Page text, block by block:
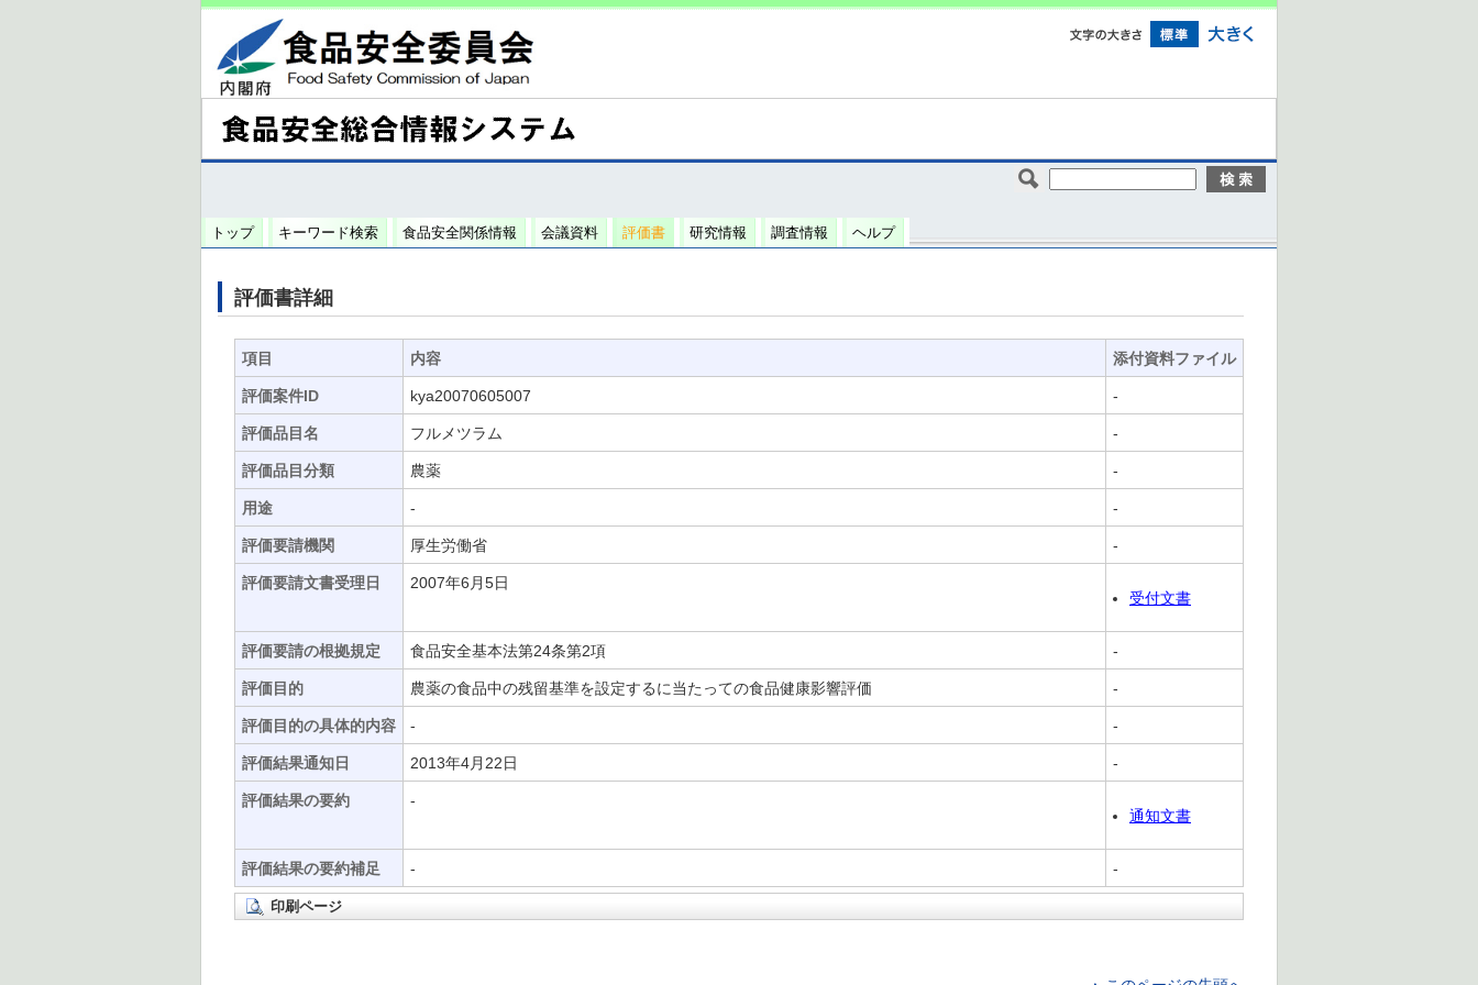
トップ キーワード検索 食品安全関係情報 会議資料 評価書 研究情報 調査情報 ヘルプ
評価書詳細
項目 内容 添付資料ファイル
評価案件ID kya20070605007 -
評価品目名 フルメツラム -
評価品目分類 農薬 -
用途 - -
評価要請機関 厚生労働省 -
評価要請文書受理日
2007年6月5日
受付文書
評価要請の根拠規定 食品安全基本法第24条第2項 -
評価目的 農薬の食品中の残留基準を設定するに当たっての食品健康影響評価 -
評価目的の具体的内容 - -
評価結果通知日 2013年4月22日 -
評価結果の要約
-
通知文書
評価結果の要約補足 - -
印刷ページ